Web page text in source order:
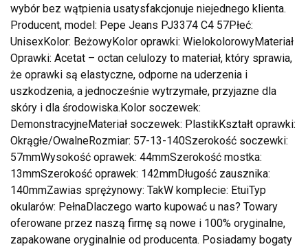
wybór bez wątpienia usatysfakcjonuje niejednego klienta.
Producent, model: Pepe Jeans PJ3374 C4 57Płeć:
UnisexKolor: BeżowyKolor oprawki: WielokolorowyMateriał
Oprawki: Acetat – octan celulozy to materiał, który sprawia,
że oprawki są elastyczne, odporne na uderzenia i
uszkodzenia, a jednocześnie wytrzymałe, przyjazne dla
skóry i dla środowiska.Kolor soczewek:
DemonstracyjneMateriał soczewek: PlastikKształt oprawki:
Okrągłe/OwalneRozmiar: 57-13-140Szerokość soczewki:
57mmWysokość oprawek: 44mmSzerokość mostka:
13mmSzerokość oprawek: 142mmDługość zausznika:
140mmZawias sprężynowy: TakW komplecie: EtuiTyp
okularów: PełnaDlaczego warto kupować u nas? Towary
oferowane przez naszą firmę są nowe i 100% oryginalne,
zapakowane oryginalnie od producenta. Posiadamy bogaty